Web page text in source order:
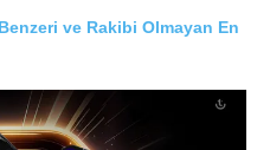
ve Rakibi Olmayan En